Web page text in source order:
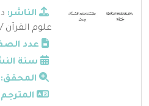
الناشر:
علوم
عدد
سنة
المحقق: